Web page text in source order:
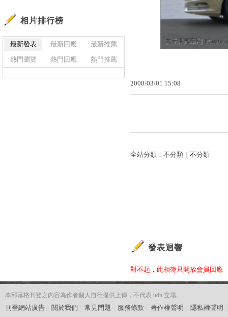
2008/03/01 15:08
全站分類： 不分類 不分類
發表迴響
對不起，此相簿只開放會員回應
相片排行榜
最新發表 最新回應
最新推薦
熱門瀏覽
熱門回應 熱門推薦
本部落格刊登之內容為作者個人自行提供上傳，不代表 udn 立場。
刊登網站廣告 關於我們 常見問題 服務條款 著作權聲明 隱私權聲明